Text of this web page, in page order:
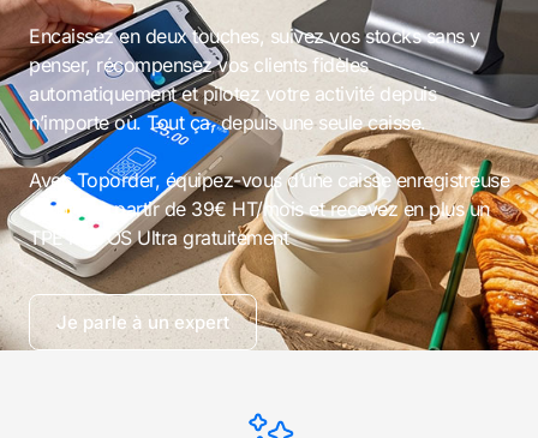
Encaissez en deux touches, suivez vos stocks sans y
penser, récompensez vos clients fidèles
automatiquement et pilotez votre activité depuis
n’importe où. Tout ça, depuis une seule caisse.
Avec Toporder, équipez-vous d’une caisse enregistreuse
intuitive à partir de 39€ HT/mois et recevez en plus un
TPE myPOS Ultra gratuitement
Je parle à un expert